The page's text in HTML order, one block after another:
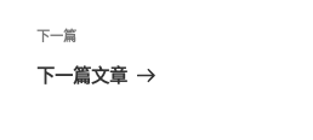
覽
文
章
下
一
下一篇
下一篇文章